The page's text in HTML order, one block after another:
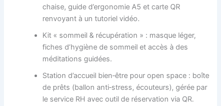
chaise, guide d’ergonomie A5 et carte QR
renvoyant à un tutoriel vidéo.
Kit « sommeil & récupération » : masque léger,
fiches d’hygiène de sommeil et accès à des
méditations guidées.
Station d’accueil bien‑être pour open space : boîte
de prêts (ballon anti‑stress, écouteurs), gérée par
le service RH avec outil de réservation via QR.